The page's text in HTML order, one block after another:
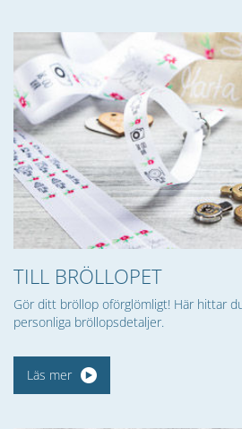
TILL BRÖLLOPET
Gör ditt bröllop oförglömligt! Här hittar
personliga bröllopsdetaljer.
Läs mer